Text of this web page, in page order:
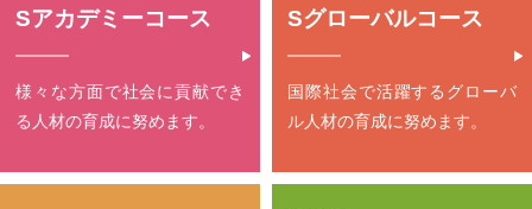
Sアカデミーコース
様々な方面で社会に貢献でき
る 人材の育成に努めます。
Sグローバルコース
国際社会で活躍する グローバ
ル人材の育成に努めます。